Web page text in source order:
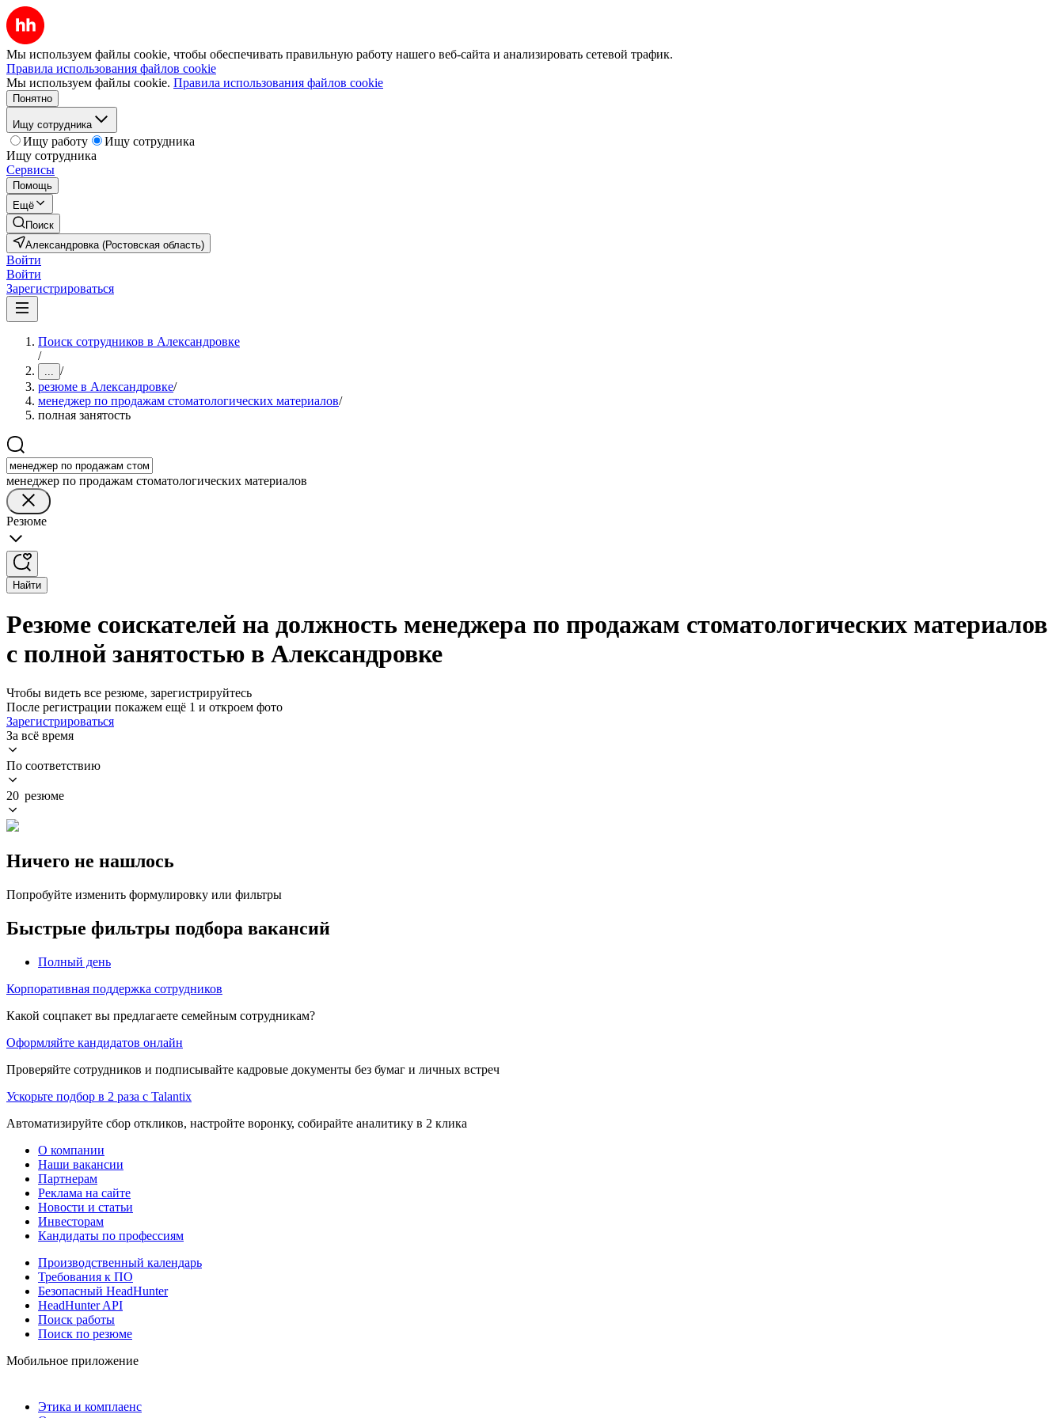
Мы используем файлы cookie, чтобы обеспечивать правильную работу нашего веб-сайта и анализировать сетевой трафик.
Правила использования файлов cookie
Мы используем файлы cookie. Правила использования файлов cookie
Понятно
Ищу сотрудника
Ищу работу
Ищу сотрудника
Ищу сотрудника
Сервисы
Помощь
Ещё
Поиск
Александровка (Ростовская область)
Войти
Войти
Зарегистрироваться
Поиск сотрудников в Александровке
/
... /
резюме в Александровке/
менеджер по продажам стоматологических материалов/
полная занятость
менеджер по продажам стоматологических материалов
Резюме
Найти
Резюме соискателей на должность менеджера по продажам стоматологических материалов
с полной занятостью в Александровке
Чтобы видеть все резюме, зарегистрируйтесь
После регистрации покажем ещё 1 и откроем фото
Зарегистрироваться
За всё время
По соответствию
20 резюме
Ничего не нашлось
Попробуйте изменить формулировку или фильтры
Быстрые фильтры подбора вакансий
Полный день
Корпоративная поддержка сотрудников
Какой соцпакет вы предлагаете семейным сотрудникам?
Оформляйте кандидатов онлайн
Проверяйте сотрудников и подписывайте кадровые документы без бумаг и личных встреч
Ускорьте подбор в 2 раза с Talantix
Автоматизируйте сбор откликов, настройте воронку, собирайте аналитику в 2 клика
О компании
Наши вакансии
Партнерам
Реклама на сайте
Новости и статьи
Инвесторам
Кандидаты по профессиям
Производственный календарь
Требования к ПО
Безопасный HeadHunter
HeadHunter API
Поиск работы
Поиск по резюме
Мобильное приложение
Этика и комплаенс